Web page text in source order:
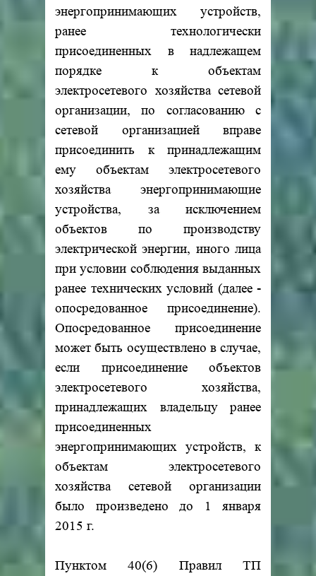
энергопринимающих устройств,
ранее технологически
присоединенных в надлежащем
порядке к объектам
электросетевого хозяйства сетевой
организации, по согласованию с
сетевой организацией вправе
присоединить к принадлежащим
ему объектам электросетевого
хозяйства энергопринимающие
устройства, за исключением
объектов по производству
электрической энергии, иного лица
при условии соблюдения выданных
ранее технических условий (далее -
опосредованное присоединение).
Опосредованное присоединение
может быть осуществлено в случае,
если присоединение объектов
электросетевого хозяйства,
принадлежащих владельцу ранее
присоединенных
энергопринимающих устройств, к
объектам электросетевого
хозяйства сетевой организации
было произведено до 1 января
2015 г.
Пунктом 40(6) Правил ТП